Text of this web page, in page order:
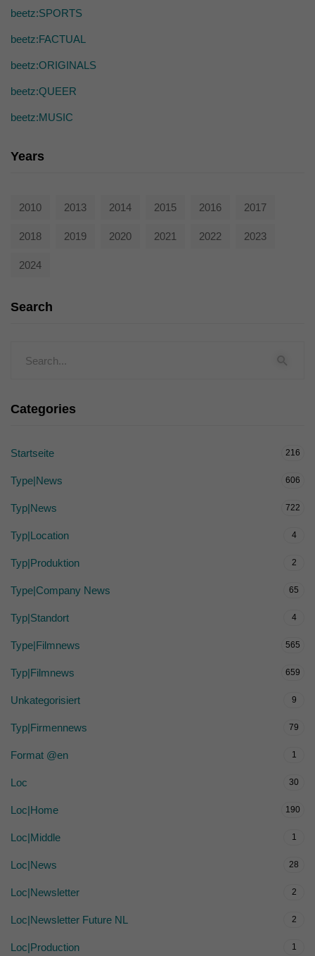
beetz:SPORTS
beetz:FACTUAL
beetz:ORIGINALS
beetz:QUEER
beetz:MUSIC
Years
2010 2013 2014 2015 2016 2017
2018 2019 2020 2021 2022 2023
2024
Search
Categories
Startseite 216
Type|News 606
Typ|News 722
Typ|Location 4
Typ|Produktion 2
Type|Company News 65
Typ|Standort 4
Type|Filmnews 565
Typ|Filmnews 659
Unkategorisiert 9
Typ|Firmennews 79
Format @en 1
Loc 30
Loc|Home 190
Loc|Middle 1
Loc|News 28
Loc|Newsletter 2
Loc|Newsletter Future NL 2
Loc|Production 1
standardmäßig blockiert. Wenn Cookies von externen Medien akzeptiert
werden, bedarf der Zugriff auf diese Inhalte keiner manuellen Einwilligung
powered by Borlabs Cookie